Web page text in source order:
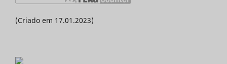
(Criado em 17.01.2023)